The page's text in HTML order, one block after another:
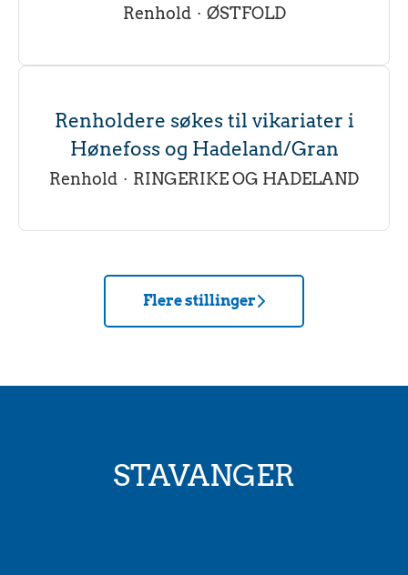
Renhold · ØSTFOLD
Renholdere søkes til vikariater i
Hønefoss og Hadeland/Gran
Renhold · RINGERIKE OG HADELAND
Flere stillinger
STAVANGER